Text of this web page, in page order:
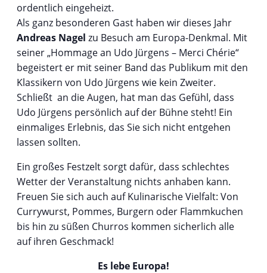
ordentlich eingeheizt.
Als ganz besonderen Gast haben wir dieses Jahr
Andreas Nagel zu Besuch am Europa-Denkmal. Mit
seiner „Hommage an Udo Jürgens – Merci Chérie“
begeistert er mit seiner Band das Publikum mit den
Klassikern von Udo Jürgens wie kein Zweiter.
Schließt an die Augen, hat man das Gefühl, dass
Udo Jürgens persönlich auf der Bühne steht! Ein
einmaliges Erlebnis, das Sie sich nicht entgehen
lassen sollten.
Ein großes Festzelt sorgt dafür, dass schlechtes
Wetter der Veranstaltung nichts anhaben kann.
Freuen Sie sich auch auf Kulinarische Vielfalt: Von
Currywurst, Pommes, Burgern oder Flammkuchen
bis hin zu süßen Churros kommen sicherlich alle
auf ihren Geschmack!
Es lebe Europa!